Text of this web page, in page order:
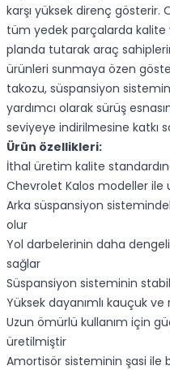
karşı yüksek direnç
tüm yedek parçalarda
planda tutarak araç
ürünleri sunmaya özen
takozu, süspansiyon
yardımcı olarak sürüş
seviyeye indirilmesine katkı
Ürün özellikleri:
İthal üretim kalite
Chevrolet Kalos modeller ile
Arka süspansiyon
olur
Yol darbelerinin daha
sağlar
Süspansiyon sisteminin
Yüksek dayanımlı kauçuk
Uzun ömürlü kullanım için
üretilmiştir
Amortisör sisteminin şasi ile